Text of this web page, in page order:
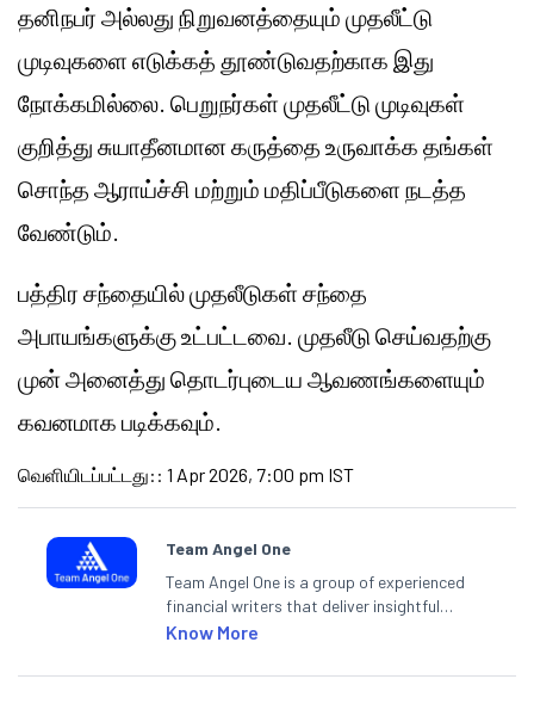
தனிநபர் அல்லது நிறுவனத்தையும் முதலீட்டு
முடிவுகளை எடுக்கத் தூண்டுவதற்காக இது
நோக்கமில்லை. பெறுநர்கள் முதலீட்டு முடிவுகள்
குறித்து சுயாதீனமான கருத்தை உருவாக்க தங்கள்
சொந்த ஆராய்ச்சி மற்றும் மதிப்பீடுகளை நடத்த
வேண்டும்.
பத்திர சந்தையில் முதலீடுகள் சந்தை
அபாயங்களுக்கு உட்பட்டவை. முதலீடு செய்வதற்கு
முன் அனைத்து தொடர்புடைய ஆவணங்களையும்
கவனமாக படிக்கவும்.
வெளியிடப்பட்டது: : 1 Apr 2026, 7:00 pm IST
Team Angel One
Team Angel One is a group of experienced
financial writers that deliver insightful
articles on the stock market, IPO, economy,
categories.
Know More